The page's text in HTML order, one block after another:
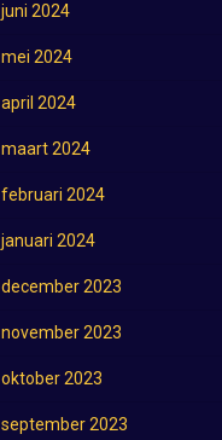
juni 2024
mei 2024
april 2024
maart 2024
februari 2024
januari 2024
december 2023
november 2023
oktober 2023
september 2023